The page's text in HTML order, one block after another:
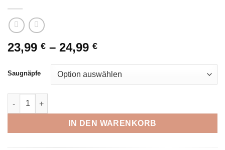
23,99 € – 24,99 €Preisspanne:
bis
24,99 €
Saugnäpfe
LKW-Namensschilder Autokennzeichen Opa Menge
IN DEN WARENKORB